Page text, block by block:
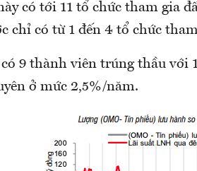
có tới 11 tổ chức tham gia
chỉ có từ 1 đến 4 tổ chức
9 thành viên trúng thầu với
ở mức 2,5%/năm.